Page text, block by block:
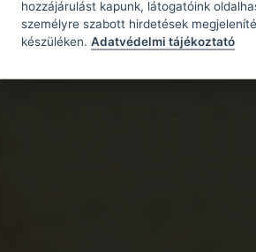
hozzájárulást kapunk, látogatóink
személyre szabott hirdetések
készüléken. Adatvédelmi tájékoztató